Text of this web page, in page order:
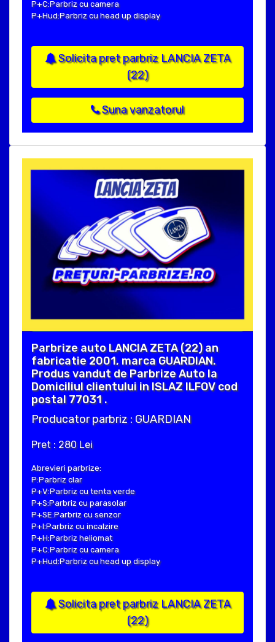
P+C:Parbriz cu camera
P+Hud:Parbriz cu head up display
Solicita pret parbriz LANCIA ZETA
(22)
Suna vanzatorul
Parbrize auto LANCIA ZETA (22) an
fabricatie 2001, marca GUARDIAN.
Produs vandut de Parbrize Auto la
Domiciliul clientului in ISLAZ ILFOV cod
postal 77031 .
Producator parbriz : GUARDIAN
Pret : 280 Lei
Abrevieri parbrize:
P:Parbriz clar
P+V:Parbriz cu tenta verde
P+S:Parbriz cu parasolar
P+SE:Parbriz cu senzor
P+I:Parbriz cu incalzire
P+H:Parbriz heliomat
P+C:Parbriz cu camera
P+Hud:Parbriz cu head up display
Solicita pret parbriz LANCIA ZETA
(22)